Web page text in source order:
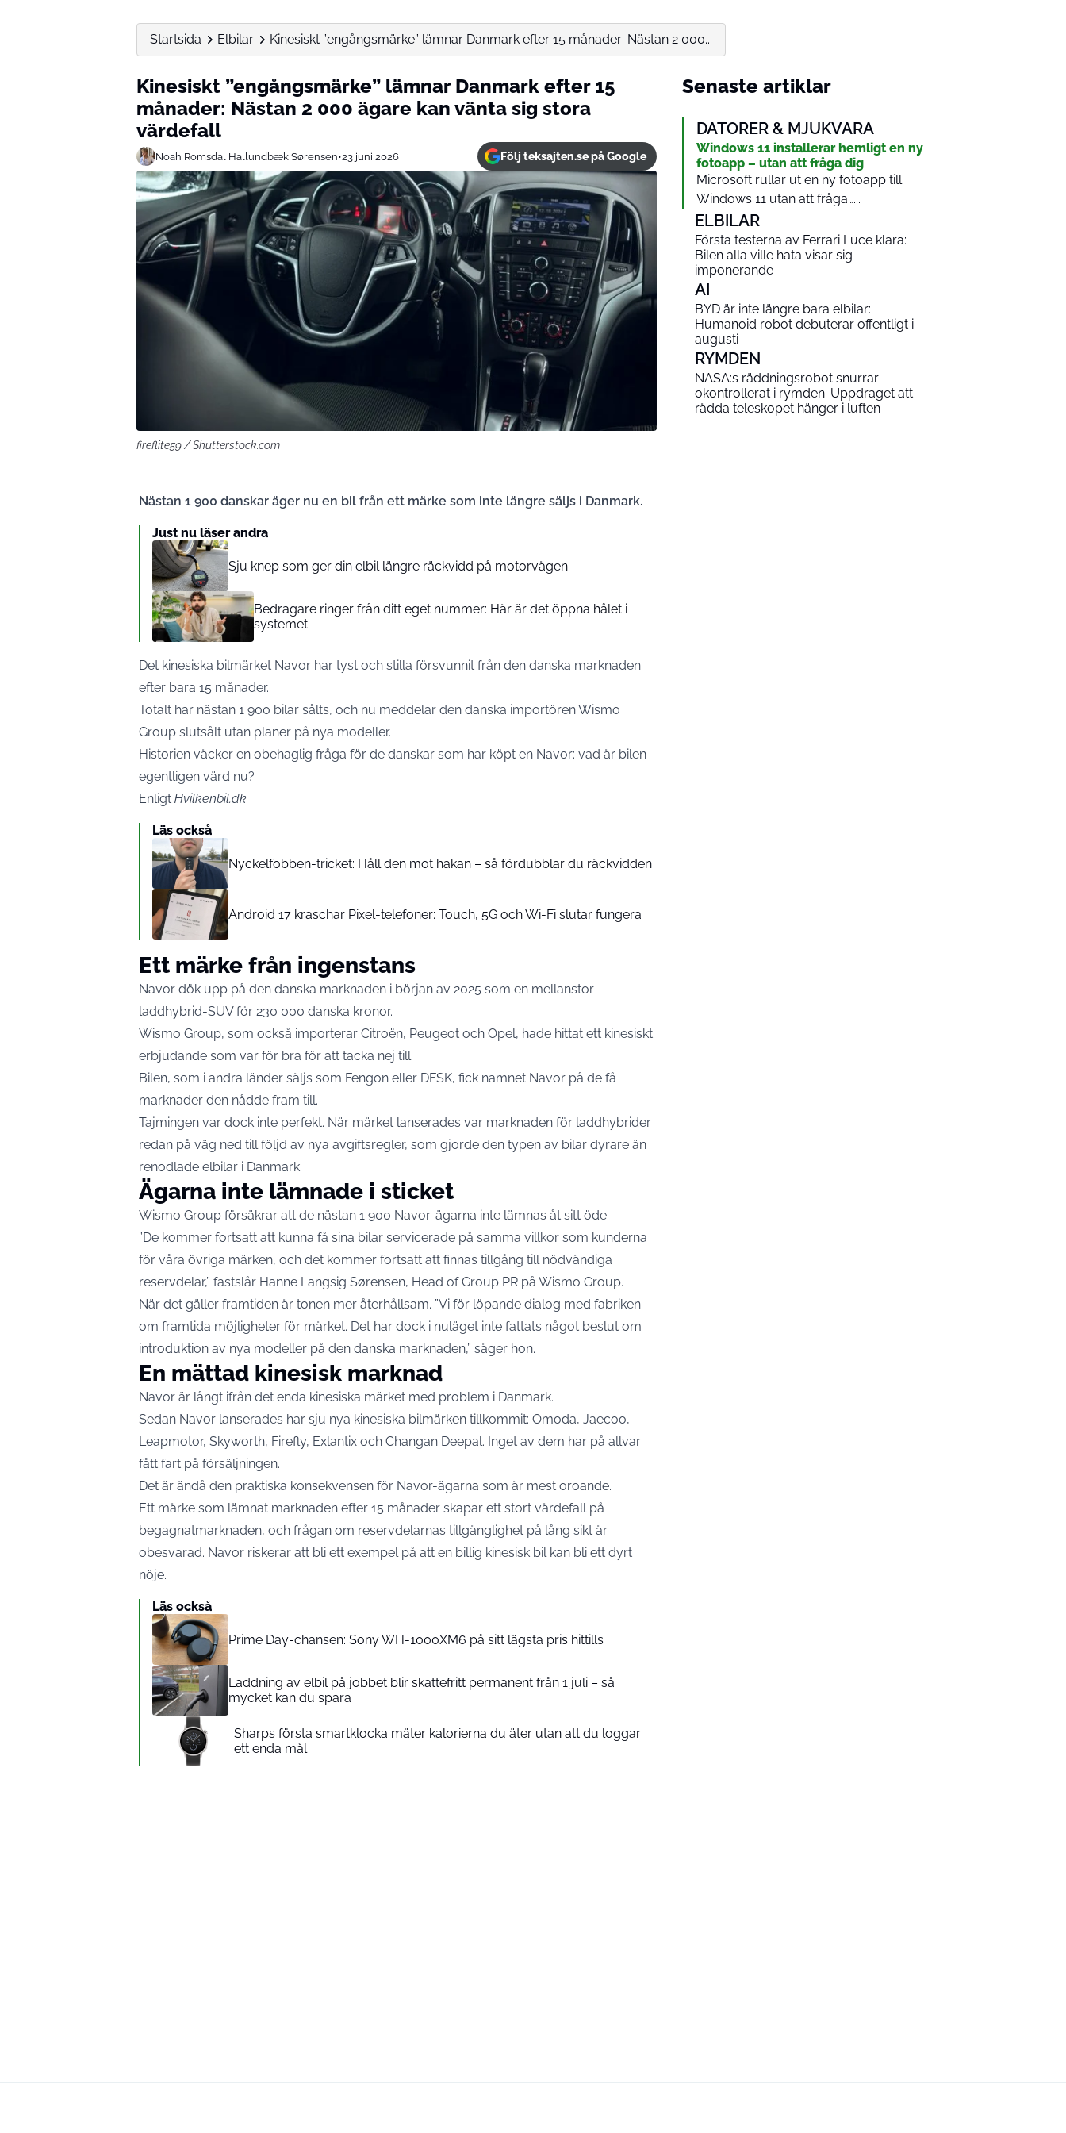
Startsida Elbilar Kinesiskt ”engångsmärke” lämnar Danmark efter 15 månader: Nästan 2 000...
Kinesiskt ”engångsmärke” lämnar Danmark efter 15
månader: Nästan 2 000 ägare kan vänta sig stora
värdefall
Noah Romsdal Hallundbæk Sørensen•23 juni 2026 Följ teksajten.se på Google
fireflite59 / Shutterstock.com
Nästan 1 900 danskar äger nu en bil från ett märke som inte längre säljs i Danmark.
Just nu läser andra
Sju knep som ger din elbil längre räckvidd på motorvägen
Bedragare ringer från ditt eget nummer: Här är det öppna hålet i
systemet
Det kinesiska bilmärket Navor har tyst och stilla försvunnit från den danska marknaden
efter bara 15 månader.
Totalt har nästan 1 900 bilar sålts, och nu meddelar den danska importören Wismo
Group slutsålt utan planer på nya modeller.
Historien väcker en obehaglig fråga för de danskar som har köpt en Navor: vad är bilen
egentligen värd nu?
Enligt Hvilkenbil.dk
Läs också
Nyckelfobben-tricket: Håll den mot hakan – så fördubblar du räckvidden
Android 17 kraschar Pixel-telefoner: Touch, 5G och Wi-Fi slutar fungera
Ett märke från ingenstans
Navor dök upp på den danska marknaden i början av 2025 som en mellanstor
laddhybrid-SUV för 230 000 danska kronor.
Wismo Group, som också importerar Citroën, Peugeot och Opel, hade hittat ett kinesiskt
erbjudande som var för bra för att tacka nej till.
Bilen, som i andra länder säljs som Fengon eller DFSK, fick namnet Navor på de få
marknader den nådde fram till.
Tajmingen var dock inte perfekt. När märket lanserades var marknaden för laddhybrider
redan på väg ned till följd av nya avgiftsregler, som gjorde den typen av bilar dyrare än
renodlade elbilar i Danmark.
Ägarna inte lämnade i sticket
Wismo Group försäkrar att de nästan 1 900 Navor-ägarna inte lämnas åt sitt öde.
”De kommer fortsatt att kunna få sina bilar servicerade på samma villkor som kunderna
för våra övriga märken, och det kommer fortsatt att finnas tillgång till nödvändiga
reservdelar,” fastslår Hanne Langsig Sørensen, Head of Group PR på Wismo Group.
När det gäller framtiden är tonen mer återhållsam. ”Vi för löpande dialog med fabriken
om framtida möjligheter för märket. Det har dock i nuläget inte fattats något beslut om
introduktion av nya modeller på den danska marknaden,” säger hon.
En mättad kinesisk marknad
Navor är långt ifrån det enda kinesiska märket med problem i Danmark.
Sedan Navor lanserades har sju nya kinesiska bilmärken tillkommit: Omoda, Jaecoo,
Leapmotor, Skyworth, Firefly, Exlantix och Changan Deepal. Inget av dem har på allvar
fått fart på försäljningen.
Det är ändå den praktiska konsekvensen för Navor-ägarna som är mest oroande.
Ett märke som lämnat marknaden efter 15 månader skapar ett stort värdefall på
begagnatmarknaden, och frågan om reservdelarnas tillgänglighet på lång sikt är
obesvarad. Navor riskerar att bli ett exempel på att en billig kinesisk bil kan bli ett dyrt
nöje.
Läs också
Prime Day-chansen: Sony WH-1000XM6 på sitt lägsta pris hittills
Laddning av elbil på jobbet blir skattefritt permanent från 1 juli – så
mycket kan du spara
Sharps första smartklocka mäter kalorierna du äter utan att du loggar
ett enda mål
Senaste artiklar
DATORER & MJUKVARA
Windows 11 installerar hemligt en ny
fotoapp – utan att fråga dig
Microsoft rullar ut en ny fotoapp till
Windows 11 utan att fråga…...
ELBILAR
Första testerna av Ferrari Luce klara:
Bilen alla ville hata visar sig
imponerande
AI
BYD är inte längre bara elbilar:
Humanoid robot debuterar offentligt i
augusti
RYMDEN
NASA:s räddningsrobot snurrar
okontrollerat i rymden: Uppdraget att
rädda teleskopet hänger i luften